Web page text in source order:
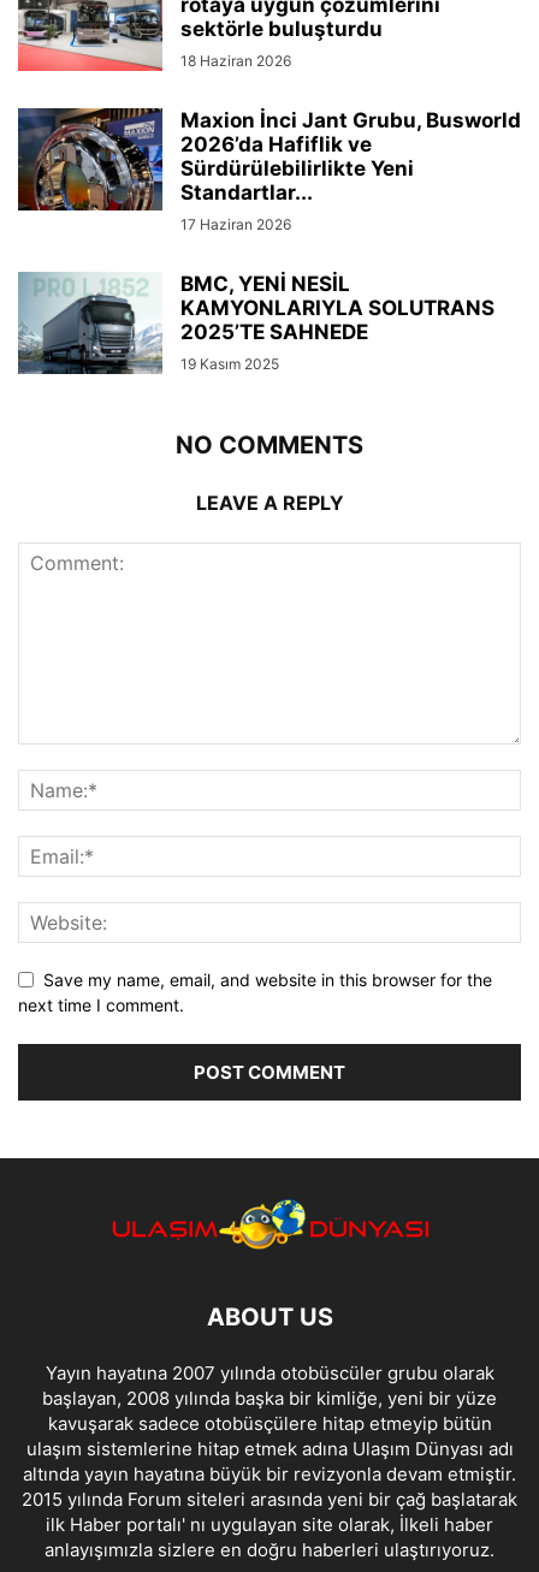
sektörle buluşturdu
18 Haziran 2026
Maxion İnci Jant Grubu, Busworld
2026’da Hafiflik ve
Sürdürülebilirlikte Yeni
Standartlar...
17 Haziran 2026
BMC, YENİ NESİL
KAMYONLARIYLA SOLUTRANS
2025’TE SAHNEDE
19 Kasım 2025
NO COMMENTS
LEAVE A REPLY
Save my name, email, and website in this browser for the
next time I comment.
ABOUT US
Yayın hayatına 2007 yılında otobüscüler grubu olarak
başlayan, 2008 yılında başka bir kimliğe, yeni bir yüze
kavuşarak sadece otobüsçülere hitap etmeyip bütün
ulaşım sistemlerine hitap etmek adına Ulaşım Dünyası adı
altında yayın hayatına büyük bir revizyonla devam etmiştir.
2015 yılında Forum siteleri arasında yeni bir çağ başlatarak
ilk Haber portalı' nı uygulayan site olarak, İlkeli haber
anlayışımızla sizlere en doğru haberleri ulaştırıyoruz.